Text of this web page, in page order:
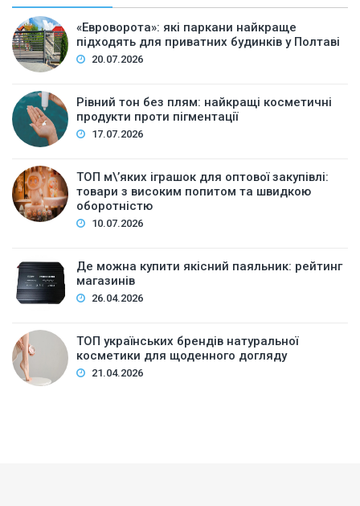
«Евроворота»: які паркани найкраще
підходять для приватних будинків у Полтаві
20.07.2026
Рівний тон без плям: найкращі косметичні
продукти проти пігментації
17.07.2026
ТОП м\’яких іграшок для оптової закупівлі:
товари з високим попитом та швидкою
оборотністю
10.07.2026
Де можна купити якісний паяльник: рейтинг
магазинів
26.04.2026
ТОП українських брендів натуральної
косметики для щоденного догляду
21.04.2026